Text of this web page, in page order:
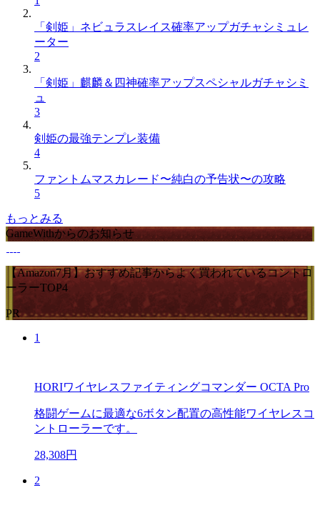
「剣姫」ネビュラスレイス確率アップガチャシミュレ
ーター
2
「剣姫」麒麟＆四神確率アップスペシャルガチャシミ
ュ
3
剣姫の最強テンプレ装備
4
ファントムマスカレード〜純白の予告状〜の攻略
5
もっとみる
GameWithからのお知らせ
【Amazon7月】おすすめ記事からよく買われているコントロ
ーラーTOP4
PR
1
HORIワイヤレスファイティングコマンダー OCTA Pro
格闘ゲームに最適な6ボタン配置の高性能ワイヤレスコ
ントローラーです。
28,308円
2